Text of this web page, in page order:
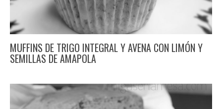
MUFFINS DE TRIGO INTEGRAL Y AVENA CON LIMÓN Y
SEMILLAS DE AMAPOLA